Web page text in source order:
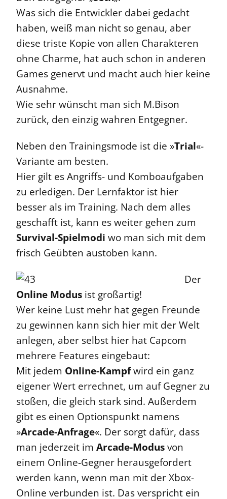
Was sich die Entwickler dabei gedacht
haben, weiß man nicht so genau, aber
diese triste Kopie von allen Charakteren
ohne Charme, hat auch schon in anderen
Games genervt und macht auch hier keine
Ausnahme.
Wie sehr wünscht man sich M.Bison
zurück, den einzig wahren Entgegner.
Neben den Trainingsmode ist die »Trial«-
Variante am besten.
Hier gilt es Angriffs- und Komboaufgaben
zu erledigen. Der Lernfaktor ist hier
besser als im Training. Nach dem alles
geschafft ist, kann es weiter gehen zum
Survival-Spielmodi wo man sich mit dem
frisch Geübten austoben kann.
Der
Online Modus ist großartig!
Wer keine Lust mehr hat gegen Freunde
zu gewinnen kann sich hier mit der Welt
anlegen, aber selbst hier hat Capcom
mehrere Features eingebaut:
Mit jedem Online-Kampfwird ein ganz
eigener Wert errechnet, um auf Gegner zu
stoßen, die gleich stark sind. Außerdem
gibt es einen Optionspunkt namens
»Arcade-Anfrage«. Der sorgt dafür, dass
man jederzeit im Arcade-Modusvon
einem Online-Gegner herausgefordert
werden kann, wenn man mit der Xbox-
Online verbunden ist. Das verspricht ein